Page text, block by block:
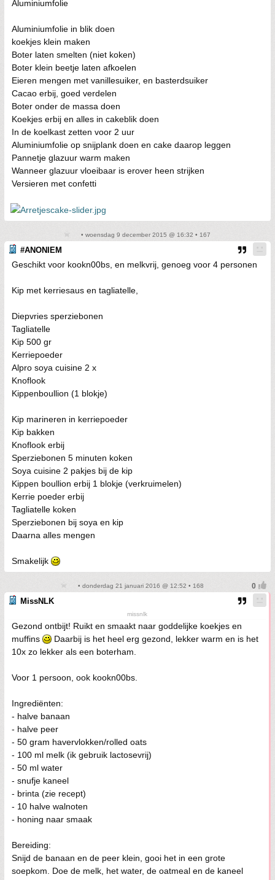
Aluminiumfolie
Aluminiumfolie in blik doen
koekjes klein maken
Boter laten smelten (niet koken)
Boter klein beetje laten afkoelen
Eieren mengen met vanillesuiker, en basterdsuiker
Cacao erbij, goed verdelen
Boter onder de massa doen
Koekjes erbij en alles in cakeblik doen
In de koelkast zetten voor 2 uur
Aluminiumfolie op snijplank doen en cake daarop leggen
Pannetje glazuur warm maken
Wanneer glazuur vloeibaar is erover heen strijken
Versieren met confetti
• woensdag 9 december 2015 @ 16:32 • 167
#ANONIEM
Geschikt voor kookn00bs, en melkvrij, genoeg voor 4 personen
Kip met kerriesaus en tagliatelle,
Diepvries sperziebonen
Tagliatelle
Kip 500 gr
Kerriepoeder
Alpro soya cuisine 2 x
Knoflook
Kippenboullion (1 blokje)
Kip marineren in kerriepoeder
Kip bakken
Knoflook erbij
Sperziebonen 5 minuten koken
Soya cuisine 2 pakjes bij de kip
Kippen boullion erbij 1 blokje (verkruimelen)
Kerrie poeder erbij
Tagliatelle koken
Sperziebonen bij soya en kip
Daarna alles mengen
Smakelijk
• donderdag 21 januari 2016 @ 12:52 • 168
MissNLK
missnlk
Gezond ontbijt! Ruikt en smaakt naar goddelijke koekjes en
muffins
Daarbij is het heel erg gezond, lekker warm en is het
10x zo lekker als een boterham.
Voor 1 persoon, ook kookn00bs.
Ingrediënten:
- halve banaan
- halve peer
- 50 gram havervlokken/rolled oats
- 100 ml melk (ik gebruik lactosevrij)
- 50 ml water
- snufje kaneel
- brinta (zie recept)
- 10 halve walnoten
- honing naar smaak
Bereiding:
Snijd de banaan en de peer klein, gooi het in een grote
soepkom. Doe de melk, het water, de oatmeal en de kaneel